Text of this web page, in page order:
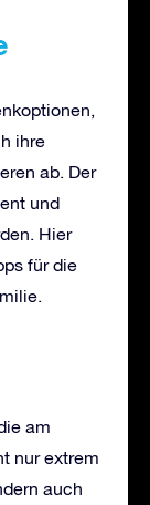
ihre
ab. Der
und
Hier
für die
am
nur extrem
auch